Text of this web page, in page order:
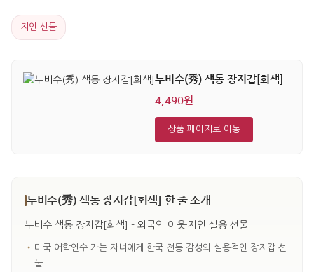
지인 선물
누비수(秀) 색동 장지갑[회색]
4,490원
상품 페이지로 이동
누비수(秀) 색동 장지갑[회색] 한 줄 소개
누비수 색동 장지갑[회색] - 외국인 이웃·지인 실용 선물
• 미국 어학연수 가는 자녀에게 한국 전통 감성의 실용적인 장지갑 선
물